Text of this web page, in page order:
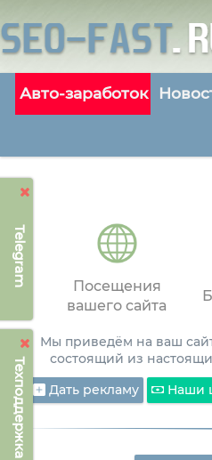
Telegram
Техподдержка
Авто-заработок
Посещения
вашего сайта
Мы приведём на ваш
состоящий из
Дать рекламу
Наши